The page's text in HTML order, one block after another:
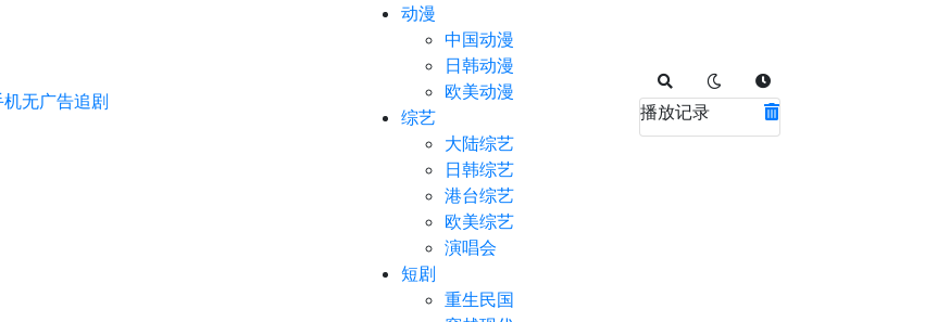
动漫
中国动漫
日韩动漫
欧美动漫
综艺
大陆综艺
日韩综艺
港台综艺
欧美综艺
演唱会
短剧
重生民国
播放记录